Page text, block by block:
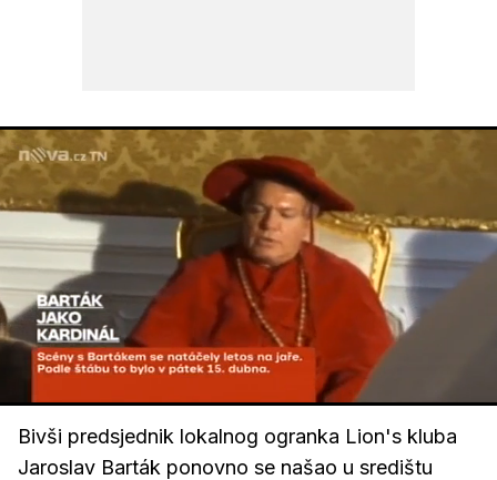
zvuk
Loaded:
55.18%
Bivši predsjednik lokalnog ogranka Lion's kluba
Jaroslav Barták ponovno se našao u središtu